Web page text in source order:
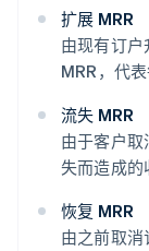
扩展 MRR
由现有订
MRR，代
流失 MRR
由于客户
失而造成的
恢复 MRR
由之前取